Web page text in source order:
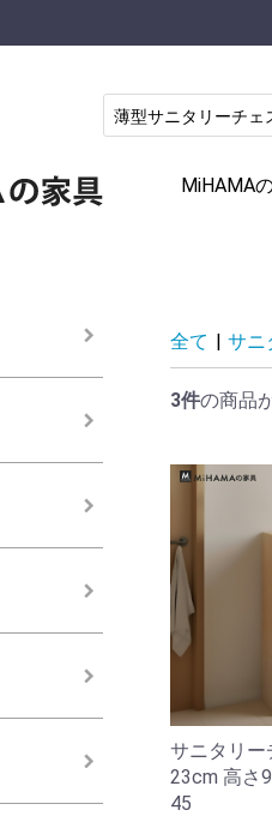
MiHAMA
全て | サニ
3件の商品
サニタリー
23cm 高さ
45